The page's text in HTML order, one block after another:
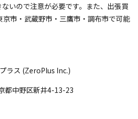
いので注意が必要です。また、出張買
市・武蔵野市・三鷹市・調布市で可能
ラス (ZeroPlus Inc.)
都中野区新井4-13-23